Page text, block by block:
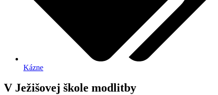
Kázne
V Ježišovej škole modlitby